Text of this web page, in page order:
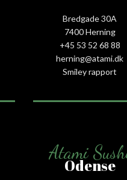
Bredgade 30A
7400 Herning
+45 53 52 68 88
herning@atami.dk
Smiley rapport
Atami
Odense